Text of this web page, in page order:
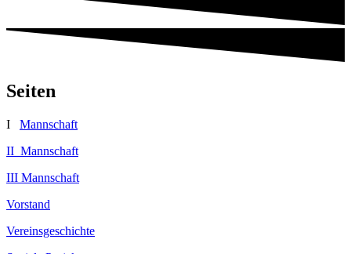
Seiten
I Mannschaft
II Mannschaft
III Mannschaft
Vorstand
Vereinsgeschichte